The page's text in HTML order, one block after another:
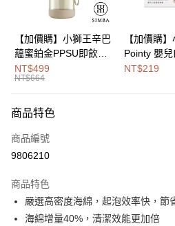
Google Pay
全盈+PAY
大哥付你分期
【大哥付你分期使用說明】
2.付款方式選擇「大哥付你分期」，訂單成
流程，驗證手機門號後，選擇欲分期的期數
3.實際核准額度、可分期數及費用金額請
4.訂單成立30分鐘內，如未前往確認交易或
消。如遇「轉專審核」未通過狀況，表示未
法說明評估內容。
相關說明
【關於「AFTEE先享後付」】
便利好安心！
１．簡單：不需註冊會員、不需綁卡、不
２．便利：只要手機號碼，簡訊認證，即
３．安心：先確認商品／服務後，再付款。
相關說明
「Hami Point」為中華電信所提供之點數服
會員帳號後，即可在購物車使用 Hami
ATM付款
【加價購】小獅王辛巴
蘊蜜鉑金PPSU即飲水
壺400ml
NT$499
NT$664
【加價購
Pointy 嬰兒
套 (100入)
NT$219
商品特色
商品編號
9806210
商品特色
嚴選高密度海綿，起泡效率快，節
海綿增量40%，清潔效能更加倍